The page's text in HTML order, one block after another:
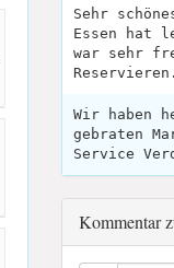
Sehr
Essen hat
war sehr
Wir haben
gebraten
Service
Kommentar